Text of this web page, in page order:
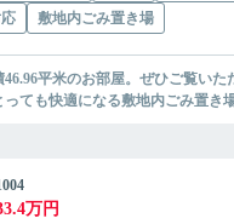
敷地内ごみ置き場
平米のお部屋。ぜひご覧いた
ても快適になる敷地内ごみ置き
万円